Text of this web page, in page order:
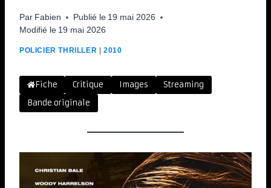
Par Fabien Publié le 19 mai 2026
Modifié le 19 mai 2026
POLICIER THRILLER | 2010
Fiche Critique Images
Streaming
Bande originale